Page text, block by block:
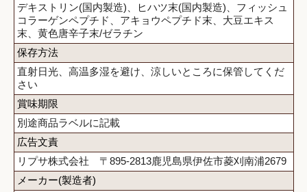
デキストリン(国内製造)、ヒハツ末(国内製造)、フィッシュ
コラーゲンペプチド、アキョウペプチド末、大豆エキス
末、黄色唐辛子末/ゼラチン
保存方法
直射日光、高温多湿を避け、涼しいところに保管してくだ
さい
賞味期限
別途商品ラベルに記載
広告文責
リプサ株式会社 〒895-2813鹿児島県伊佐市菱刈南浦2679
メーカー(製造者)